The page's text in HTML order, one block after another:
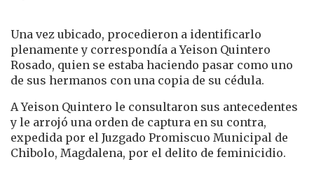
Una vez ubicado, procedieron a identificarlo
plenamente y correspondía a Yeison Quintero
Rosado, quien se estaba haciendo pasar como uno
de sus hermanos con una copia de su cédula.
A Yeison Quintero le consultaron sus antecedentes
y le arrojó una orden de captura en su contra,
expedida por el Juzgado Promiscuo Municipal de
Chibolo, Magdalena, por el delito de feminicidio.